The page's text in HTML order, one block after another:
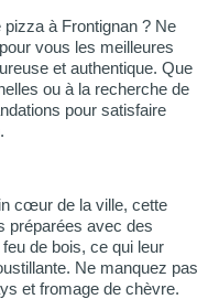
à Frontignan ? Ne
vous les meilleures
et authentique. Que
ou à la recherche de
pour satisfaire
cœur de la ville, cette
préparées avec des
de bois, ce qui leur
Ne manquez pas
et fromage de chèvre.